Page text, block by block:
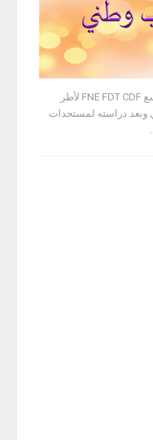
إن التنسيق النقابي الموسع FNE FDT CDF لأطر
وبعد دراسته لمستجدات